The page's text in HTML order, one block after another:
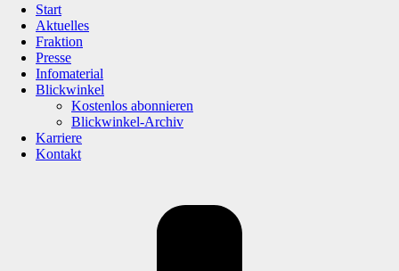
Start
Aktuelles
Fraktion
Presse
Infomaterial
Blickwinkel
Kostenlos abonnieren
Blickwinkel-Archiv
Karriere
Kontakt